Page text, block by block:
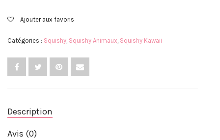
Ajouter aux favoris
Catégories : Squishy Squishy Animaux Squishy Kawaii
Description
Avis (0)